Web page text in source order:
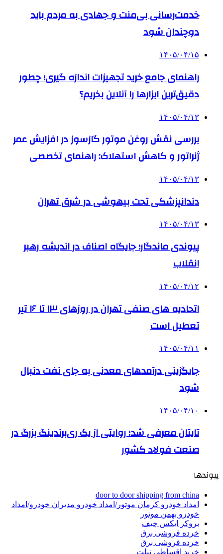
خدمت‌رسانی بی‌منت و جهادی به مردم باید
دوچندان شود
۱۴۰۵/۰۴/۱۵
راهنمای جامع خرید تجهیزات اندازه گیری؛ چطور
دقیق‌ترین ابزارها را آنلاین بخریم؟
۱۴۰۵/۰۴/۱۳
بررسی نقش روغن موتور گازسوز در افزایش عمر
ژنراتور و کاهش استهلاک: راهنمای تخصصی
۱۴۰۵/۰۴/۱۳
دندانپزشکی تحت بیهوشی در شرق تهران
۱۴۰۵/۰۴/۱۳
پیوندی ماندگار؛ جایگاه اصناف در اندیشه رهبر
انقلاب
۱۴۰۵/۰۴/۱۲
اتحادیه های صنفی تهران در روزهای ۱۳ تا ۱۶ تیر
تعطیل است
۱۴۰۵/۰۴/۱۱
جایگزینی درآمدهای معدنی به جای نفت دنبال
شود
۱۴۰۵/۰۴/۱۰
تایتان معرفی شد؛ روایتی از یک ری‌برندینگ بزرگ در
صنعت فولاد کشور
پیوندها
door to door shipping from china
امداد خودرو کرمان موتور/امداد خودرو مدیران خودرو/امداد
خودرو بهمن موتور
بروکر ایکس چیف
خرده فروشی برق
خرده فروشی برق
خرید اقساطی تبلت